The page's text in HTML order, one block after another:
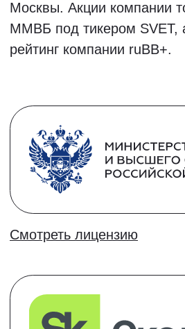
14,15 и 18 августа